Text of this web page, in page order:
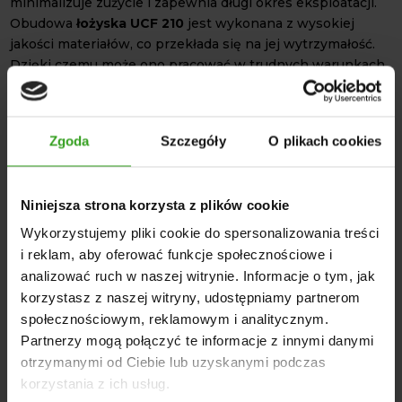
Zgoda Szczegóły O plikach cookies
Niniejsza strona korzysta z plików cookie
Wykorzystujemy pliki cookie do spersonalizowania treści
i reklam, aby oferować funkcje społecznościowe i
analizować ruch w naszej witrynie. Informacje o tym, jak
korzystasz z naszej witryny, udostępniamy partnerom
społecznościowym, reklamowym i analitycznym.
Partnerzy mogą połączyć te informacje z innymi danymi
otrzymanymi od Ciebie lub uzyskanymi podczas
korzystania z ich usług.
Obudowałożyska UCF 210 jest wykonana z wysokiej
jakości materiałów, co przekłada się na jej wytrzymałość.
Dzięki czemu może ono pracować w trudnych warunkach,
gdzie liczy się niezawodność oraz łatwość serwisowania.
produktu.Łożysko UCF 210cechuje się również
rolnictwie.
bel, zgrabiarki;
w budownictwie: koparki, ładowarki, walce drogowe;
w przemyśle: przenośniki taśmowe, maszyny pakujące
czy transportowe;
DANE TECHNICZNE
Model: UCF 210